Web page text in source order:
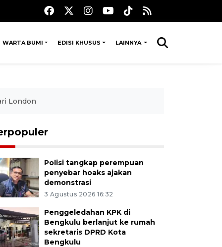
WARTA BUMI EDISI KHUSUS LAINNYA
London
Polisi tangkap perempuan
penyebar hoaks ajakan
demonstrasi
3 Agustus 2026 16:32
Penggeledahan KPK di
Bengkulu berlanjut ke rumah
sekretaris DPRD Kota
Bengkulu